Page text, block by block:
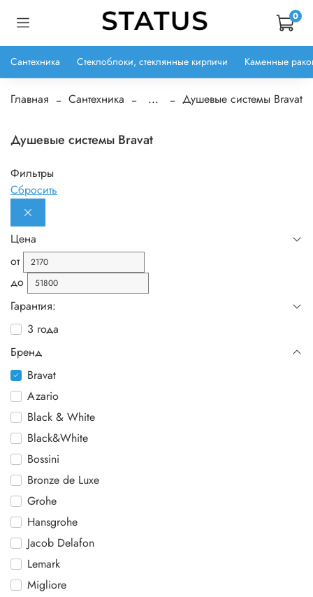
0
Сантехника Стеклоблоки, стеклянные кирпичи Каменные
Главная Сантехника ... Душевые системы Bravat
Душевые системы Bravat
Фильтры
Сбросить
Цена
от
до
Гарантия:
3 года
Бренд
Bravat
Azario
Black & White
Black&White
Bossini
Bronze de Luxe
Grohe
Hansgrohe
Jacob Delafon
Lemark
Migliore